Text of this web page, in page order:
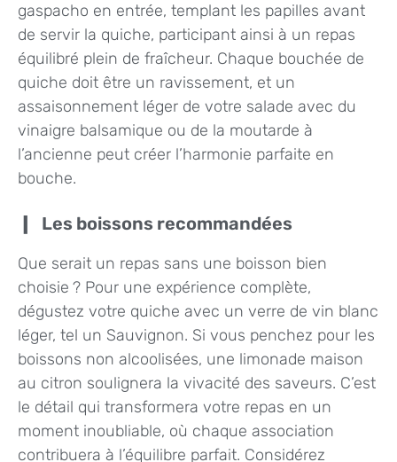
gaspacho en entrée, templant les papilles avant
de servir la quiche, participant ainsi à un repas
équilibré plein de fraîcheur. Chaque bouchée de
quiche doit être un ravissement, et un
assaisonnement léger de votre salade avec du
vinaigre balsamique ou de la moutarde à
l’ancienne peut créer l’harmonie parfaite en
bouche.
Les boissons recommandées
Que serait un repas sans une boisson bien
choisie ? Pour une expérience complète,
dégustez votre quiche avec un verre de vin blanc
léger, tel un Sauvignon. Si vous penchez pour les
boissons non alcoolisées, une limonade maison
au citron soulignera la vivacité des saveurs. C’est
le détail qui transformera votre repas en un
moment inoubliable, où chaque association
contribuera à l’équilibre parfait. Considérez